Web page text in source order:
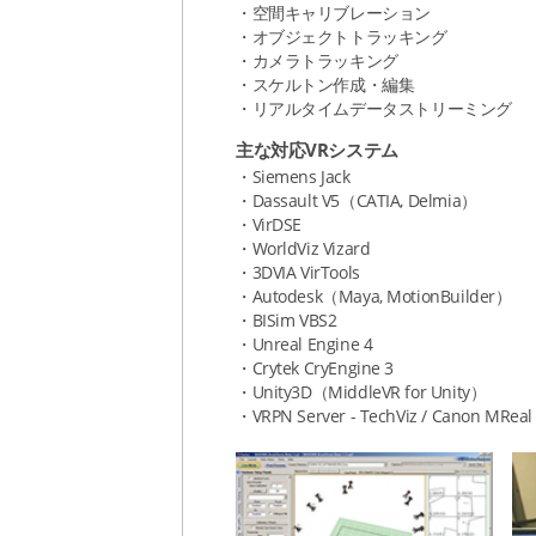
・空間キャリブレーション
・オブジェクトトラッキング
・カメラトラッキング
・スケルトン作成・編集
・リアルタイムデータストリーミング
主な対応VRシステム
・Siemens Jack
・Dassault V5（CATIA, Delmia）
・VirDSE
・WorldViz Vizard
・3DVIA VirTools
・Autodesk（Maya, MotionBuilder）
・BISim VBS2
・Unreal Engine 4
・Crytek CryEngine 3
・Unity3D（MiddleVR for Unity）
・VRPN Server - TechViz / Canon